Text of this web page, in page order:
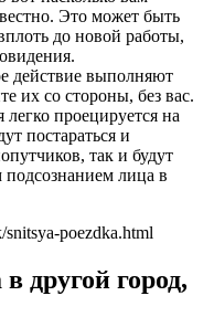
Это может быть
до новой работы,
действие выполняют
их со стороны, без вас.
проецируется на
постараться и
так и будут
лица в
poezdka.html
другой город,